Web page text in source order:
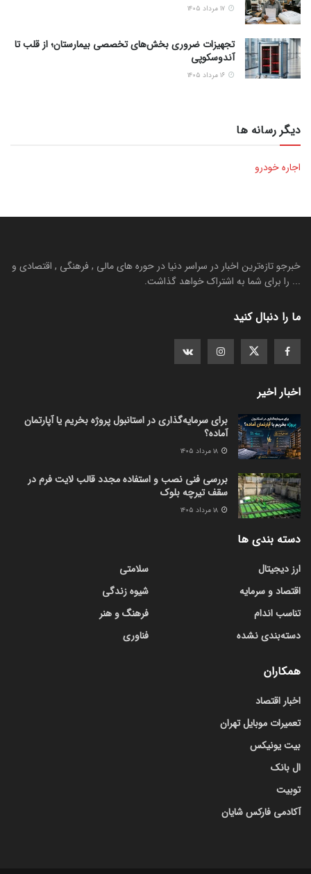
تجهیزات ضروری بخش‌های تخصصی بیمارستان؛ از قلب تا
آندوسکوپی
دیگر رسانه ها
اجاره خودرو
خبرجو تازه‌ترین اخبار در سراسر دنیا در حوره های مالی , فرهنگی , اقتصادی و
... را برای شما به اشتراک خواهد گذاشت.
ما را دنبال کنید
اخبار اخیر
برای سرمایه‌گذاری در استانبول پروژه بخریم یا آپارتمان
آماده؟
بررسی فنی نصب و استفاده مجدد قالب لایت فرم در
سقف تیرچه بلوک
دسته بندی ها
ارز دیجیتال
اقتصاد و سرمایه
تناسب اندام
دسته‌بندی نشده
سلامتی
شیوه زندگی
فرهنگ و هنر
فناوری
همکاران
اخبار اقتصاد
تعمیرات موبایل تهران
بیت یونیکس
ال بانک
توبیت
آکادمی فارکس شایان